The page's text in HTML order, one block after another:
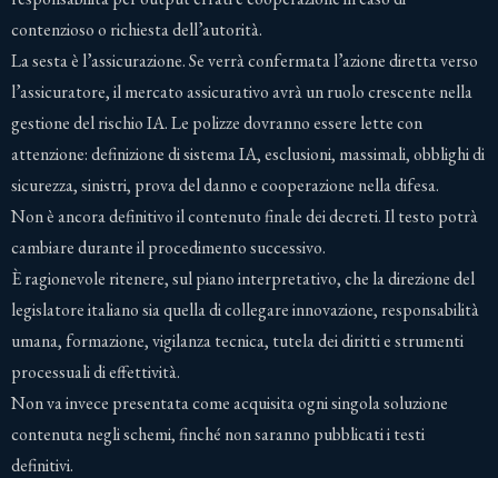
contenzioso o richiesta dell’autorità.
La sesta è l’assicurazione. Se verrà confermata l’azione diretta verso
l’assicuratore, il mercato assicurativo avrà un ruolo crescente nella
gestione del rischio IA. Le polizze dovranno essere lette con
attenzione: definizione di sistema IA, esclusioni, massimali, obblighi di
sicurezza, sinistri, prova del danno e cooperazione nella difesa.
Non è ancora definitivo il contenuto finale dei decreti. Il testo potrà
cambiare durante il procedimento successivo.
È ragionevole ritenere, sul piano interpretativo, che la direzione del
legislatore italiano sia quella di collegare innovazione, responsabilità
umana, formazione, vigilanza tecnica, tutela dei diritti e strumenti
processuali di effettività.
Non va invece presentata come acquisita ogni singola soluzione
contenuta negli schemi, finché non saranno pubblicati i testi
definitivi.